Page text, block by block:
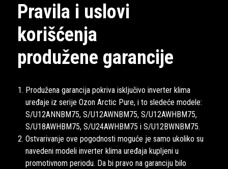
Pravila i uslovi
korišćenja
produžene garancije
Produžena garancija pokriva isključivo inverter klima
uređaje iz serije Ozon Arctic Pure, i to sledeće modele:
S/U12ANNBM75, S/U12AWNBM75, S/U12AWHBM75,
S/U18AWHBM75, S/U24AWHBM75 i S/U12BWNBM75.
Ostvarivanje ove pogodnosti moguće je samo ukoliko su
navedeni modeli inverter klima uređaja kupljeni u
promotivnom periodu. Da bi pravo na garanciju bilo